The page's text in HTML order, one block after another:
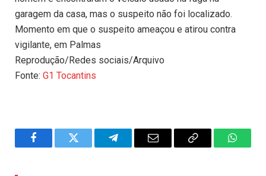
garagem da casa, mas o suspeito não foi localizado.
Momento em que o suspeito ameaçou e atirou contra
vigilante, em Palmas
Reprodução/Redes sociais/Arquivo
Fonte: G1 Tocantins
FacebookTwitter TelegramEmail
Copy